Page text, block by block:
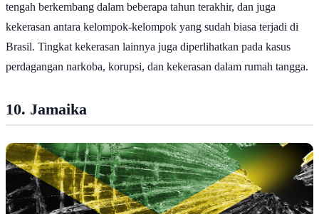
tengah berkembang dalam beberapa tahun terakhir, dan juga
kekerasan antara kelompok-kelompok yang sudah biasa terjadi di
Brasil. Tingkat kekerasan lainnya juga diperlihatkan pada kasus
perdagangan narkoba, korupsi, dan kekerasan dalam rumah tangga.
10. Jamaika